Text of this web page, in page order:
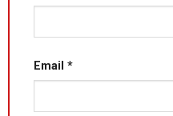
Email *